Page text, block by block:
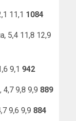
11,1 1084
5,4 11,8 12,9
9,1 942
9,8 9,9 889
9,6 9,9 884